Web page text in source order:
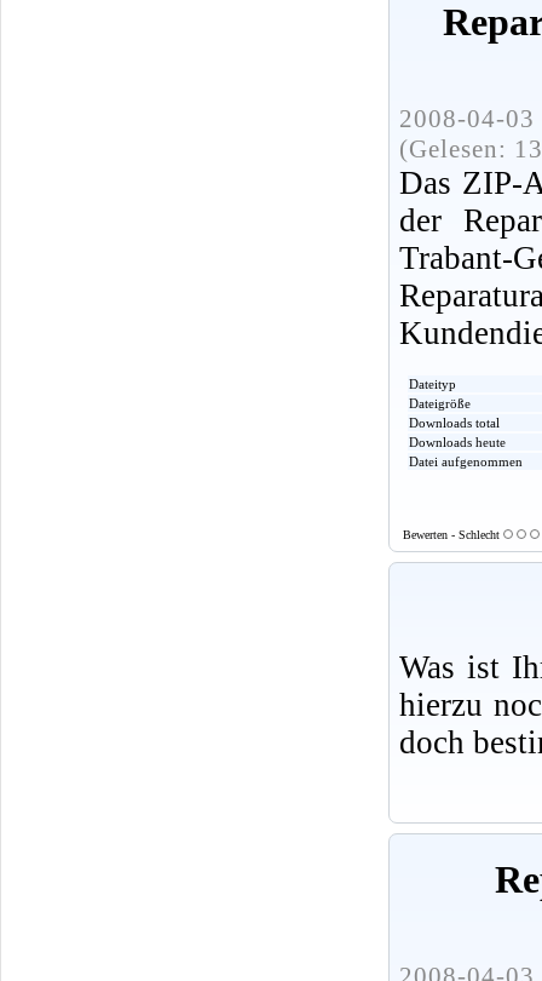
2008-04-
(Gelesen:
Das ZIP-
der
Dateityp
Dateigröße
Downloads total
Downloads heute
Datei aufgenommen
Bewerten - Schlecht
Was ist
hierzu
doch